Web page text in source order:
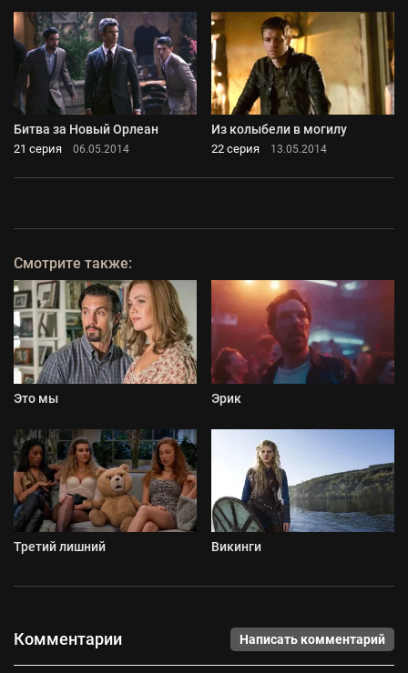
Битва за Новый Орлеан
21 серия 06.05.2014
Из колыбели в могилу
22 серия 13.05.2014
Смотрите также:
Это мы Эрик
Третий лишний Викинги
Комментарии Написать комментарий